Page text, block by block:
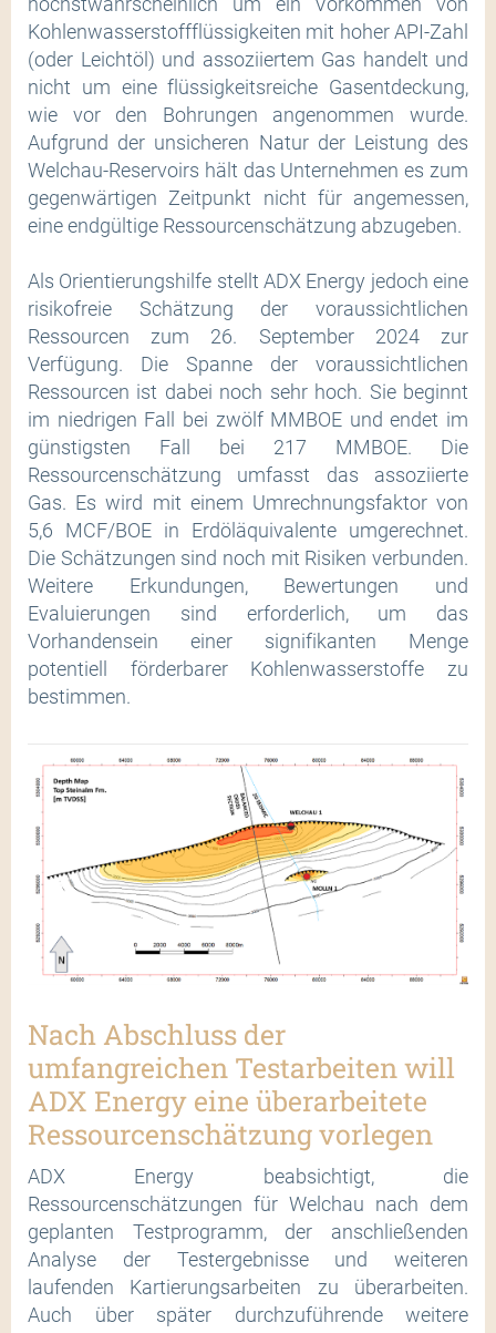
Kohlenwasserstoffflüssigkeiten mit hoher API-Zahl
(oder Leichtöl) und assoziiertem Gas handelt und
nicht um eine flüssigkeitsreiche Gasentdeckung,
wie vor den Bohrungen angenommen wurde.
Aufgrund der unsicheren Natur der Leistung des
Welchau-Reservoirs hält das Unternehmen es zum
gegenwärtigen Zeitpunkt nicht für angemessen,
eine endgültige Ressourcenschätzung abzugeben.
Als Orientierungshilfe stellt ADX Energy jedoch eine
risikofreie Schätzung der voraussichtlichen
Ressourcen zum 26. September 2024 zur
Verfügung. Die Spanne der voraussichtlichen
Ressourcen ist dabei noch sehr hoch. Sie beginnt
im niedrigen Fall bei zwölf MMBOE und endet im
günstigsten Fall bei 217 MMBOE. Die
Ressourcenschätzung umfasst das assoziierte
Gas. Es wird mit einem Umrechnungsfaktor von
5,6 MCF/BOE in Erdöläquivalente umgerechnet.
Die Schätzungen sind noch mit Risiken verbunden.
Weitere Erkundungen, Bewertungen und
Evaluierungen sind erforderlich, um das
Vorhandensein einer signifikanten Menge
potentiell förderbarer Kohlenwasserstoffe zu
bestimmen.
Nach Abschluss der
umfangreichen Testarbeiten will
ADX Energy eine überarbeitete
Ressourcenschätzung vorlegen
ADX Energy beabsichtigt, die
Ressourcenschätzungen für Welchau nach dem
geplanten Testprogramm, der anschließenden
Analyse der Testergebnisse und weiteren
laufenden Kartierungsarbeiten zu überarbeiten.
Auch über später durchzuführende weitere